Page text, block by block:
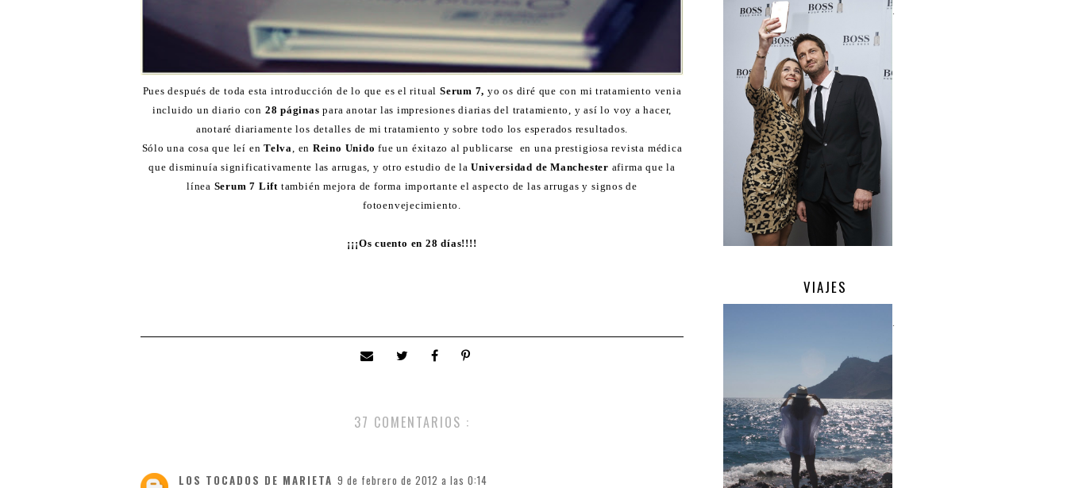
Pues después de toda esta introducción de lo que es el ritual Serum 7, yo os diré que con mi tratamiento venia
incluido un diario con 28 páginas para anotar las impresiones diarias del tratamiento, y así lo voy a hacer,
anotaré diariamente los detalles de mi tratamiento y sobre todo los esperados resultados.
Sólo una cosa que leí en Telva , en Reino Unido fue un éxitazo al publicarse en una prestigiosa revista médica
que disminuía significativamente las arrugas, y otro estudio de la Universidad de Manchester afirma que la
línea Serum 7 Lift también mejora de forma importante el aspecto de las arrugas y signos de
fotoenvejecimiento.
¡¡¡Os cuento en 28 días!!!!
37 COMENTARIOS :
LOS TOCADOS DE MARIETA 9 de febrero de 2012 a las 0:14
.
VIAJES
.